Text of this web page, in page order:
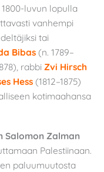
luvun lopulla
vanhempi
tai
Bibas (n. 1789–
rabbi Zvi Hirsch
Hess (1812–1875)
kotimaahansa
Salomon Zalman
Palestiinaan.
paluumuutosta